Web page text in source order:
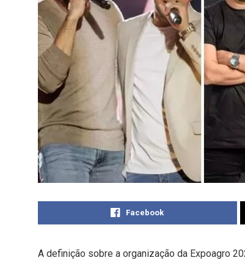
Facebook
A definição sobre a organização da Expoagro